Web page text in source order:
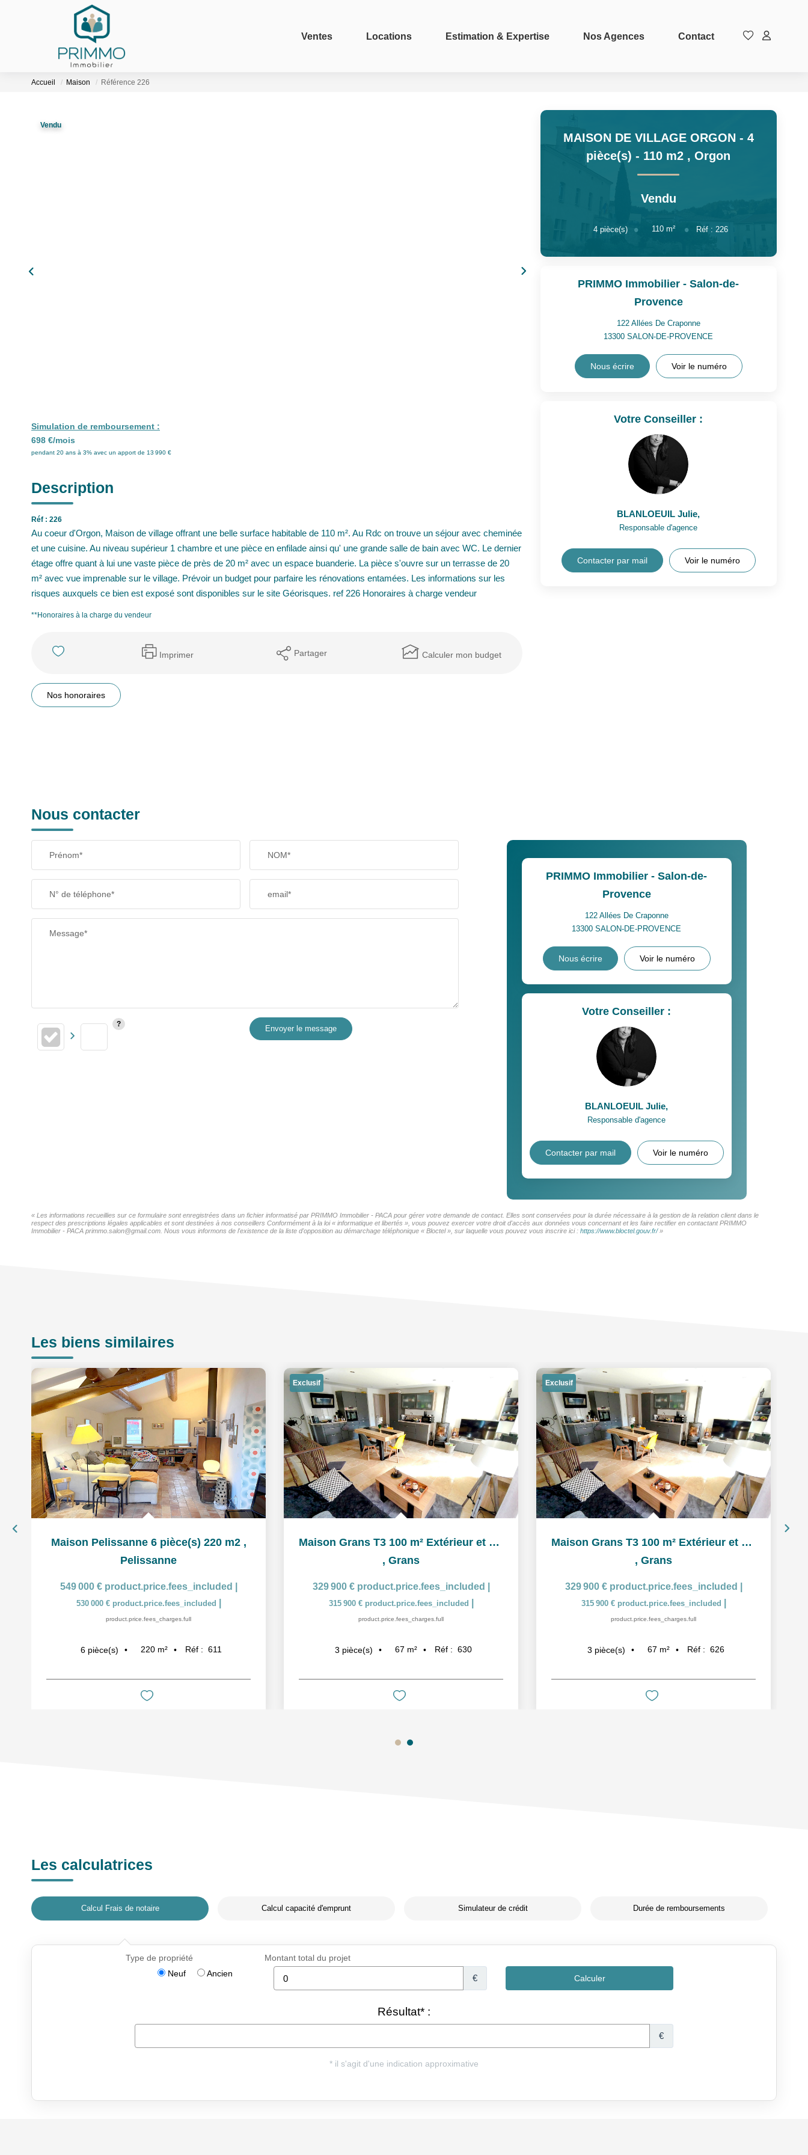
Ventes Locations Estimation & Expertise Nos Agences Contact
Accueil Maison Référence 226
Vendu
Simulation de remboursement :
698 €/mois
pendant 20 ans à 3% avec un apport de 13 990 €
Description
Réf : 226
Au coeur d'Orgon, Maison de village offrant une belle surface habitable de 110 m². Au Rdc on trouve un séjour avec cheminée
et une cuisine. Au niveau supérieur 1 chambre et une pièce en enfilade ainsi qu' une grande salle de bain avec WC. Le dernier
étage offre quant à lui une vaste pièce de près de 20 m² avec un espace buanderie. La pièce s'ouvre sur un terrasse de 20
m² avec vue imprenable sur le village. Prévoir un budget pour parfaire les rénovations entamées. Les informations sur les
risques auxquels ce bien est exposé sont disponibles sur le site Géorisques. ref 226 Honoraires à charge vendeur
**Honoraires à la charge du vendeur
Imprimer Partager Calculer mon budget
Nos honoraires
MAISON DE VILLAGE ORGON - 4
pièce(s) - 110 m2 ,Orgon
Vendu
4pièce(s) 110m² Réf : 226
PRIMMO Immobilier - Salon-de-
Provence
122 Allées De Craponne
13300SALON-DE-PROVENCE
Nous écrire Voir le numéro
Votre Conseiller :
BLANLOEUIL Julie,
Responsable d'agence
Contacter par mail Voir le numéro
Nous contacter
Prénom* NOM*
N° de téléphone* email*
Message*
Envoyer le message
PRIMMO Immobilier - Salon-de-
Provence
122 Allées De Craponne
13300SALON-DE-PROVENCE
Nous écrire Voir le numéro
Votre Conseiller :
BLANLOEUIL Julie,
Responsable d'agence
Contacter par mail Voir le numéro
« Les informations recueillies sur ce formulaire sont enregistrées dans un fichier informatisé par PRIMMO Immobilier - PACA pour gérer votre demande de contact. Elles sont conservées pour la durée nécessaire à la gestion de la relation client dans le
respect des prescriptions légales applicables et sont destinées à nos conseillers Conformément à la loi « informatique et libertés », vous pouvez exercer votre droit d'accès aux données vous concernant et les faire rectifier en contactant PRIMMO
Immobilier - PACA primmo.salon@gmail.com. Nous vous informons de l'existence de la liste d'opposition au démarchage téléphonique « Bloctel », sur laquelle vous pouvez vous inscrire ici : https://www.bloctel.gouv.fr/»
Les biens similaires
Maison Pelissanne 6 pièce(s) 220 m2 ,
Pelissanne
549 000 € product.price.fees_included
530 000 € product.price.fees_included
product.price.fees_charges.full
6 pièce(s) 220 m² Réf : 611
Exclusif
Maison Grans T3 100 m² Extérieur et garage
, Grans
329 900 € product.price.fees_included
315 900 € product.price.fees_included
product.price.fees_charges.full
3 pièce(s) 67 m² Réf : 630
Exclusif
Maison Grans T3 100 m² Extérieur et garage
, Grans
329 900 € product.price.fees_included
315 900 € product.price.fees_included
product.price.fees_charges.full
3 pièce(s) 67 m² Réf : 626
Les calculatrices
Calcul Frais de notaire Calcul capacité d'emprunt Simulateur de crédit Durée de remboursements